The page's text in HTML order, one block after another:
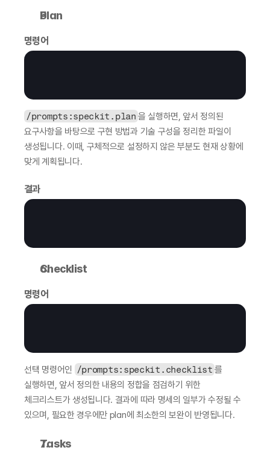
Plan
명령어
/prompts:speckit.plan 을 실행하면, 앞서 정의된
요구사항을 바탕으로 구현 방법과 기술 구성을 정리한 파일이
생성됩니다. 이때, 구체적으로 설정하지 않은 부분도 현재 상황에
맞게 계획됩니다.
결과
Checklist
명령어
선택 명령어인 /prompts:speckit.checklist 를
실행하면, 앞서 정의한 내용의 정합을 점검하기 위한
체크리스트가 생성됩니다. 결과에 따라 명세의 일부가 수정될 수
있으며, 필요한 경우에만 plan에 최소한의 보완이 반영됩니다.
Tasks